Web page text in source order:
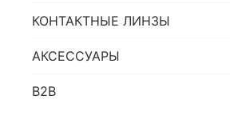
КОНТАКТНЫЕ ЛИНЗЫ
АКСЕССУАРЫ
B2B